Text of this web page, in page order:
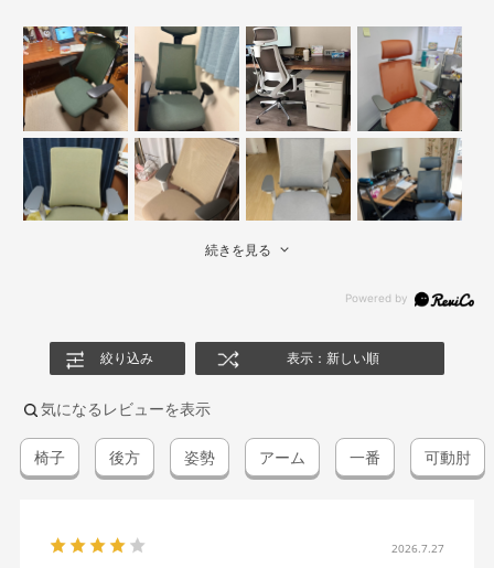
続きを見る
絞り込み 表示：新しい順
気になるレビューを表示
椅子 後方 姿勢 アーム 一番 可動肘
2026.7.27